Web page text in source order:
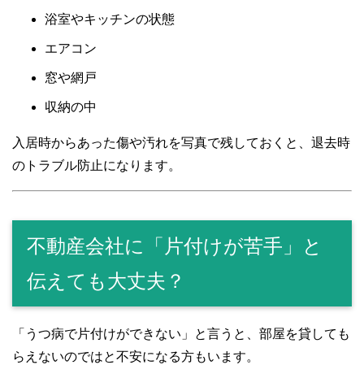
浴室やキッチンの状態
エアコン
窓や網戸
収納の中
入居時からあった傷や汚れを写真で残しておくと、退去時
のトラブル防止になります。
不動産会社に「片付けが苦手」と
伝えても大丈夫？
「うつ病で片付けができない」と言うと、部屋を貸しても
らえないのではと不安になる方もいます。